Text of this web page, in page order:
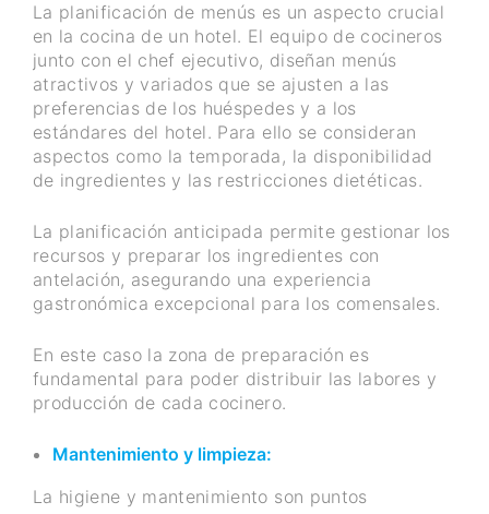
La planificación de menús es un aspecto crucial
en la cocina de un hotel. El equipo de cocineros
junto con el chef ejecutivo, diseñan menús
atractivos y variados que se ajusten a las
preferencias de los huéspedes y a los
estándares del hotel. Para ello se consideran
aspectos como la temporada, la disponibilidad
de ingredientes y las restricciones dietéticas.
La planificación anticipada permite gestionar los
recursos y preparar los ingredientes con
antelación, asegurando una experiencia
gastronómica excepcional para los comensales.
En este caso la zona de preparación es
fundamental para poder distribuir las labores y
producción de cada cocinero.
Mantenimiento y limpieza:
La higiene y mantenimiento son puntos